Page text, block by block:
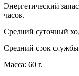
Энергетический
часов.
Средний суточный
Средний срок службы
Масса: 60 г.